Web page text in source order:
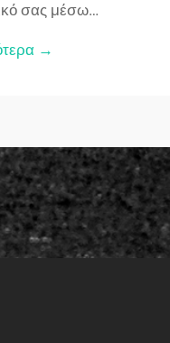
σας μέσω…
→